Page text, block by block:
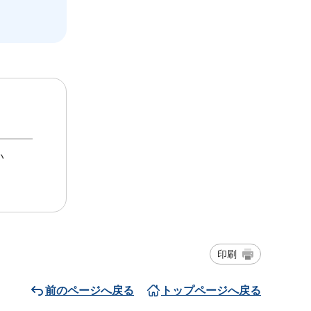
印刷
前のページへ戻る トップページへ戻る